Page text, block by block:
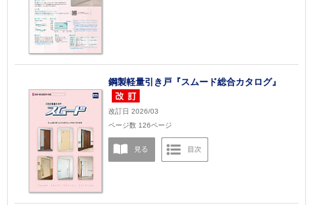
鋼製軽量引き戸『スムード総合カタログ』
改訂日 2026/03
ページ数 126ページ